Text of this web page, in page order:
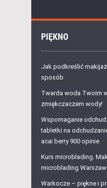
PIĘKNO
Jak podkreślić
sposób
Twarda woda Twoim
zmiękczaczem wody!
Wspomaganie
tabletki na
acai berry 900 opinie
Kurs microblading.
microblading
Warkocze – piękne i